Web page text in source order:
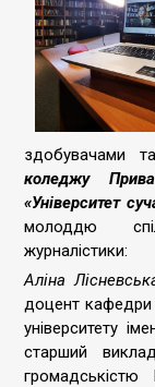
здобувачами
коледжу
«Університет
молоддю
журналістики:
Аліна
доцент кафедри
університету
старший
громадськістю